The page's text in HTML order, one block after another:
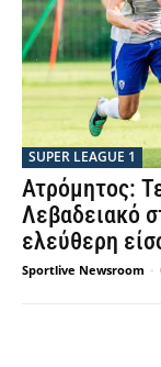
SUPER LEAGUE 1
Ατρόμητος:
Λεβαδειακό
ελεύθερη
Sportlive Newsroom -